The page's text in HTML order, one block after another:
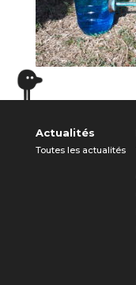
Actualités
Toutes les actualités